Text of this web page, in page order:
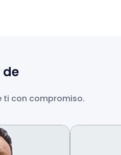
de
ti con compromiso.